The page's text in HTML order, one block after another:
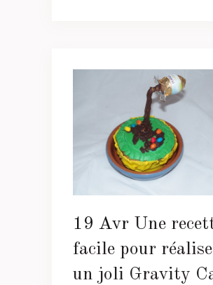
19 Avr Une
facile pour
un joli Gravity